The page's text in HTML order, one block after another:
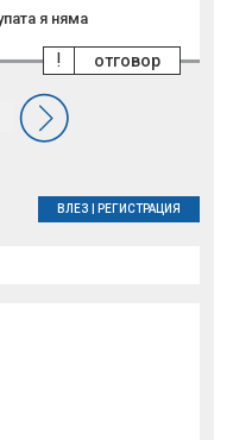
я няма
отговор
!
ВЛЕЗ РЕГИСТРАЦИЯ